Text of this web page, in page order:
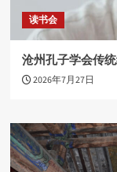
读书会
沧州孔子学会传
2026年7月27日